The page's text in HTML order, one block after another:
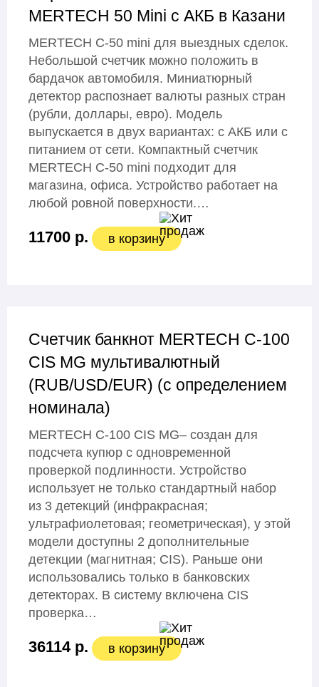
MERTECH 50 Mini с АКБ в Казани
MERTECH C-50 mini для выездных сделок.
Небольшой счетчик можно положить в
бардачок автомобиля. Миниатюрный
детектор распознает валюты разных стран
(рубли, доллары, евро). Модель
выпускается в двух вариантах: с АКБ или с
питанием от сети. Компактный счетчик
MERTECH C-50 mini подходит для
магазина, офиса. Устройство работает на
любой ровной поверхности.…
11700 р. в корзину
Счетчик банкнот MERTECH C-100
CIS MG мультивалютный
(RUB/USD/EUR) (с определением
номинала)
MERTECH C-100 CIS MG– создан для
подсчета купюр с одновременной
проверкой подлинности. Устройство
использует не только стандартный набор
из 3 детекций (инфракрасная;
ультрафиолетовая; геометрическая), у этой
модели доступны 2 дополнительные
детекции (магнитная; СIS). Раньше они
использовались только в банковских
детекторах. В систему включена CIS
проверка…
36114 р. в корзину